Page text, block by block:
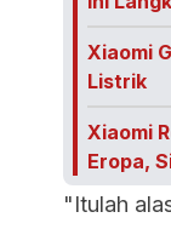
Xiaomi
Listrik
Xiaomi
Eropa,
"Itulah